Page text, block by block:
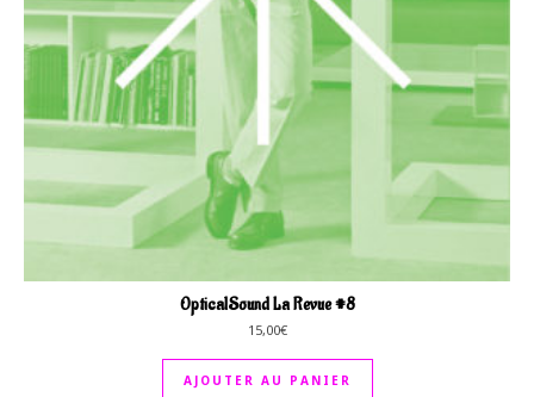
OpticalSound La Revue #8
15,00€
AJOUTER AU PANIER